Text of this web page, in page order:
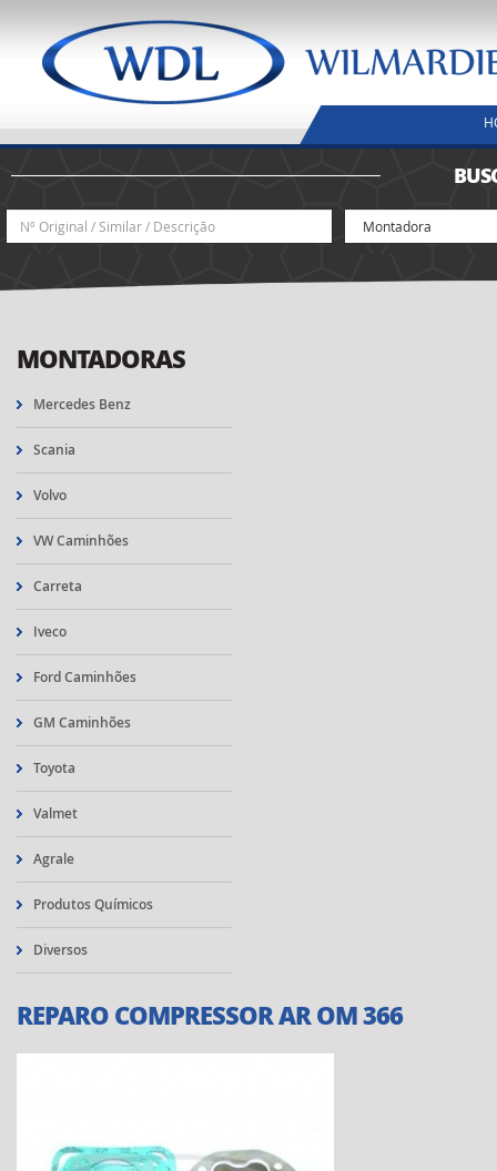
MONTADORAS
Mercedes Benz
Scania
Volvo
VW Caminhões
Carreta
Iveco
Ford Caminhões
GM Caminhões
Toyota
Valmet
Agrale
Produtos Químicos
Diversos
REPARO COMPRESSOR AR OM 366